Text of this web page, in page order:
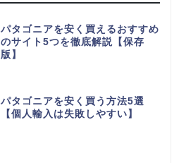
パタゴニアを安く買えるおすすめ
のサイト5つを徹底解説【保存
版】
パタゴニアを安く買う方法5選
【個人輸入は失敗しやすい】